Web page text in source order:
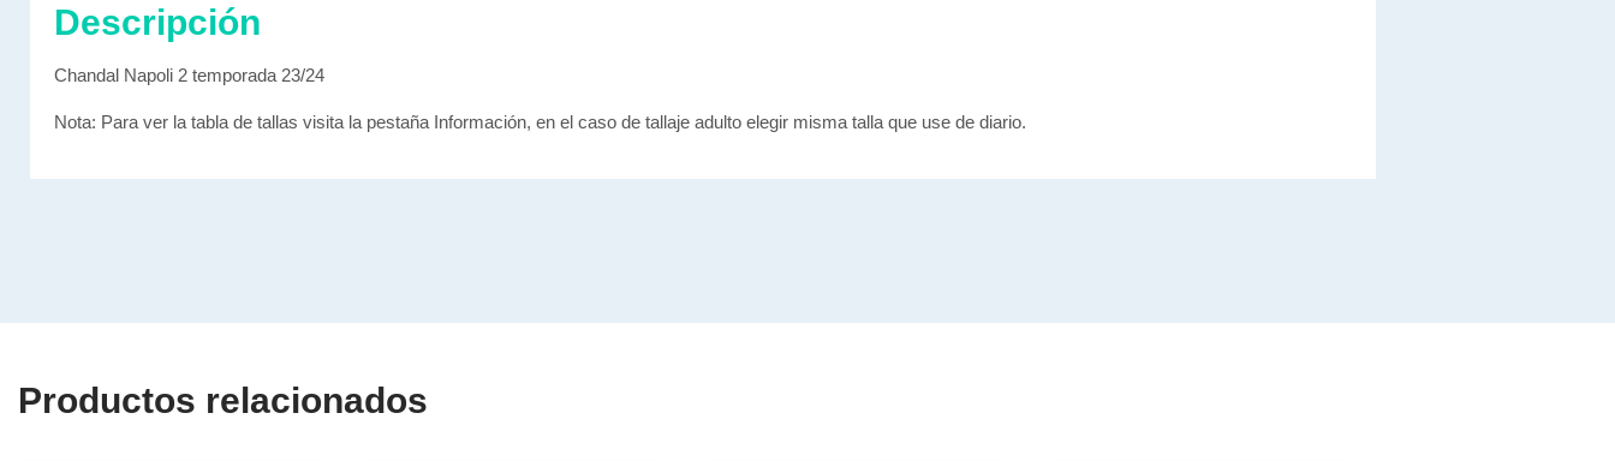
Descripción
Chandal Napoli 2 temporada 23/24
Nota: Para ver la tabla de tallas visita la pestaña Información, en el caso de tallaje adulto elegir misma talla que use de diario.
Productos relacionados